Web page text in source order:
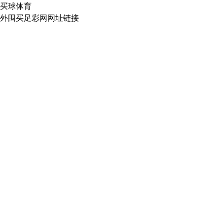
买球体育
外围买足彩网网址链接